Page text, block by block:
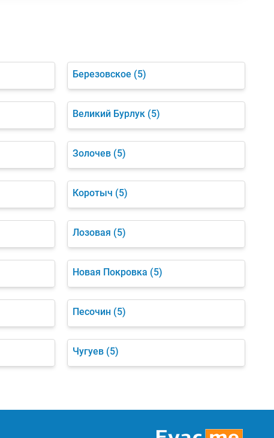
Березовское (5)
Великий Бурлук (5)
Золочев (5)
Коротыч (5)
Лозовая (5)
Новая Покровка (5)
Песочин (5)
Чугуев (5)